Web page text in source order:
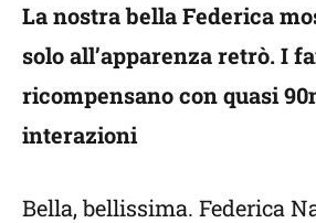
La nostra bella Federica
solo all’apparenza retrò. I
ricompensano con quasi
interazioni
Bella, bellissima. Federica